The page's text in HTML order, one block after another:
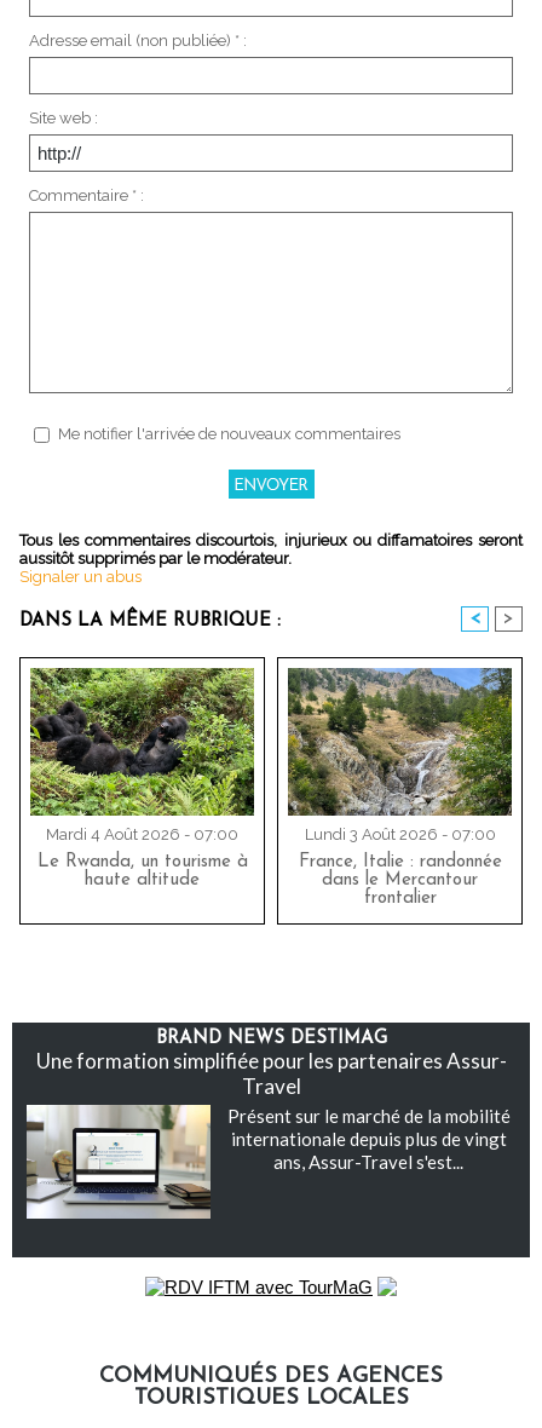
Adresse email (non publiée) * :
Site web :
Commentaire * :
Me notifier l'arrivée de nouveaux commentaires
Tous les commentaires discourtois, injurieux ou diffamatoires seront
aussitôt supprimés par le modérateur.
Signaler un abus
DANS LA MÊME RUBRIQUE : < >
Mardi 4 Août 2026 - 07:00
Le Rwanda, un tourisme à
haute altitude
Lundi 3 Août 2026 - 07:00
France, Italie : randonnée
dans le Mercantour
frontalier
BRAND NEWS DESTIMAG
Une formation simplifiée pour les partenaires Assur-
Travel
Présent sur le marché de la mobilité
internationale depuis plus de vingt
ans, Assur-Travel s'est...
COMMUNIQUÉS DES AGENCES
TOURISTIQUES LOCALES